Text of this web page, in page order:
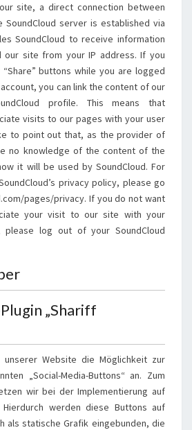
site, a direct connection between
server is established via
SoundCloud to receive information
our site from your IP address. If you
buttons while you are logged
you can link the content of our
profile. This means that
visits to our pages with your user
to point out that, as the provider of
no knowledge of the content of the
it will be used by SoundCloud. For
privacy policy, please go
pages/privacy. If you do not want
your visit to our site with your
please log out of your SoundCloud
„Shariff
Website die Möglichkeit zur
„Social-Media-Buttons“ an. Zum
wir bei der Implementierung auf
Hierdurch werden diese Buttons auf
als statische Grafik eingebunden, die